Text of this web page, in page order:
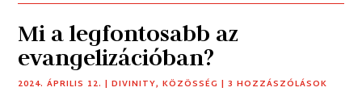
Mi a legfontosabb az
evangelizációban?
2024. ÁPRILIS 12. |DIVINITY,KÖZÖSSÉG | 3 HOZZÁSZÓLÁSOK